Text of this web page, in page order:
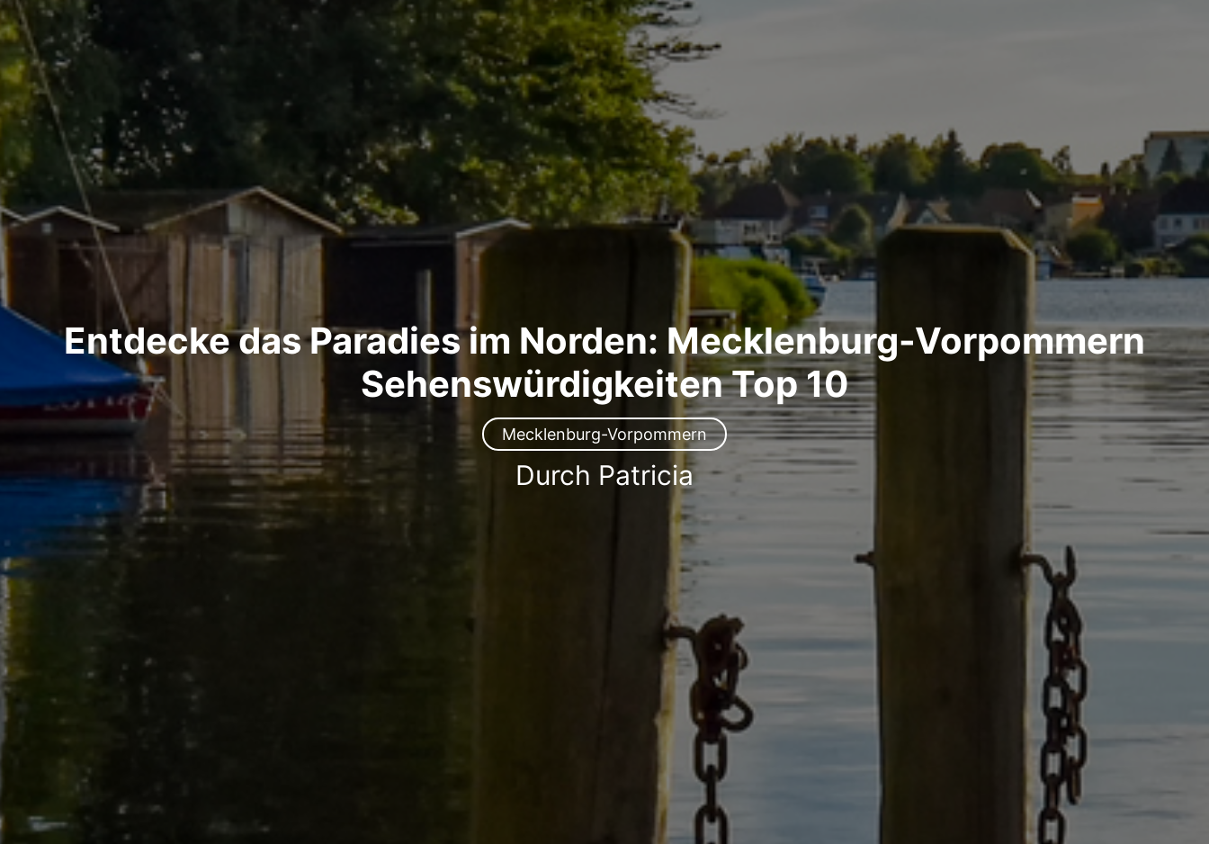
Entdecke das Paradies im Norden: Mecklenburg-Vorpommern
Sehenswürdigkeiten Top 10
Mecklenburg-Vorpommern
Durch Patricia